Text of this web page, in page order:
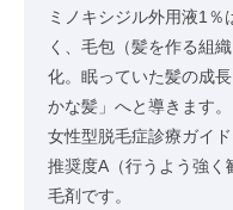
ミノキシジル外用液1
く、毛包（髪を作る組
化。眠っていた髪の成
かな髪」へと導きます
女性型脱毛症診療ガイ
推奨度A（行うよう強く
毛剤です。